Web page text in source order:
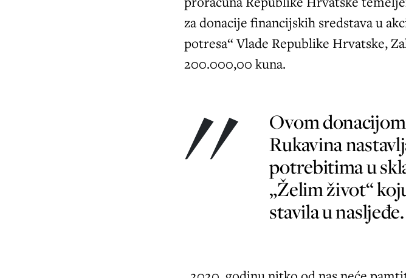
za donacije financijskih sredstava u
potresa“ Vlade Republike Hrvatske,
200.000,00 kuna.
Ovom donacijom Zaklada Ana
Rukavina
potrebitima u
„Želim život“
stavila u nasljeđe.